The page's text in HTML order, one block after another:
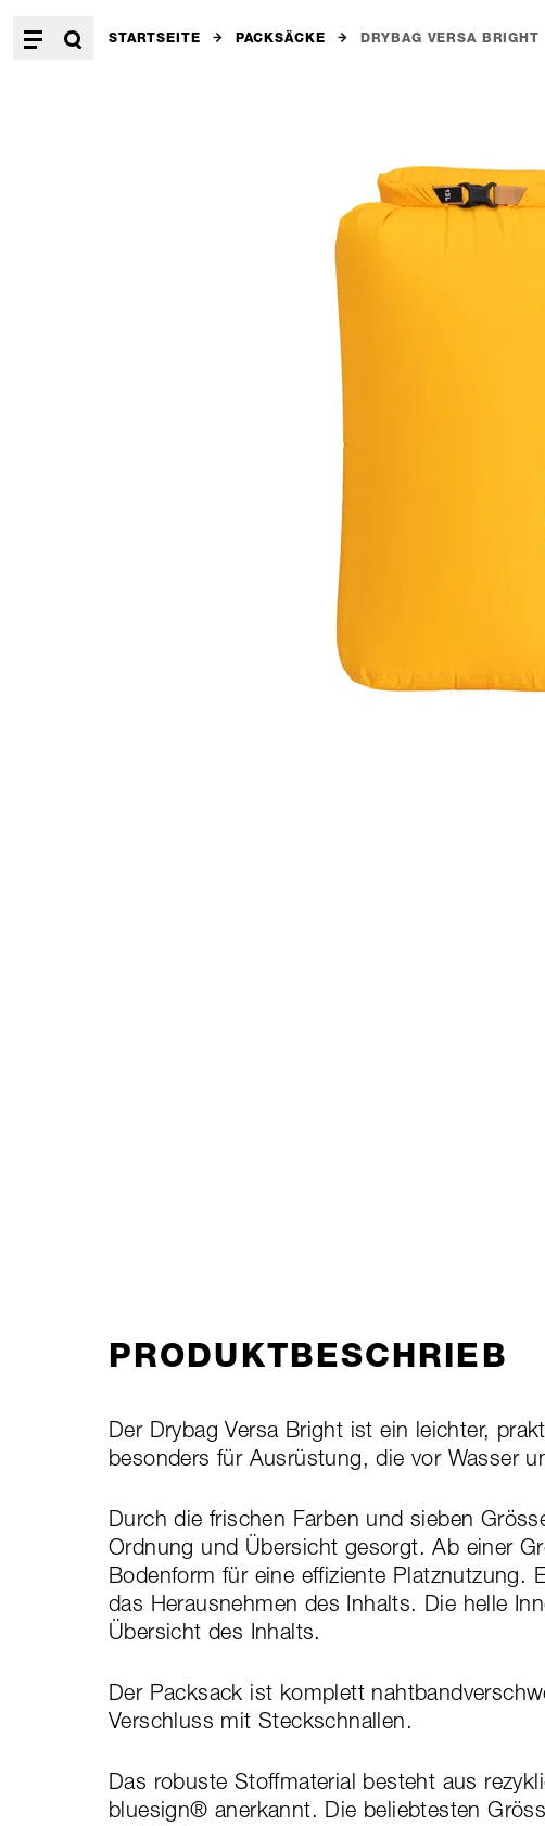
STARTSEITE PACKSÄCKE DRYBAG VERSA BRIGHT
PRODUKTBESCHRIEB
Der Drybag Versa Bright ist ein leichter,
besonders für Ausrüstung, die vor Wasser
Durch die frischen Farben und sieben
Ordnung und Übersicht gesorgt. Ab einer
Bodenform für eine effiziente Platznutzung.
das Herausnehmen des Inhalts. Die helle
Übersicht des Inhalts.
Der Packsack ist komplett
Verschluss mit Steckschnallen.
Das robuste Stoffmaterial besteht aus
bluesign® anerkannt. Die beliebtesten